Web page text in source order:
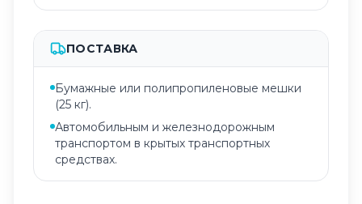
ПОСТАВКА
Бумажные или полипропиленовые мешки
(25 кг).
Автомобильным и железнодорожным
транспортом в крытых транспортных
средствах.